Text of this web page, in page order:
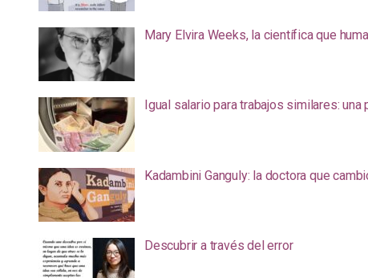
Mary Elvira Weeks, la científica que
Igual salario para trabajos similares:
Kadambini Ganguly: la doctora que
Descubrir a través del error